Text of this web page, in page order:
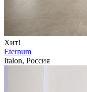
Хит!
Eternum
Italon, Россия